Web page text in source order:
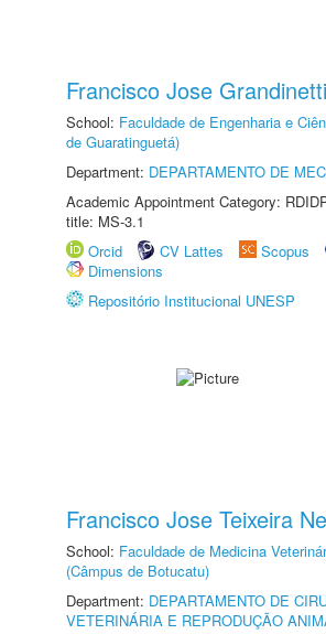
Francisco Jose Grandinetti
School: Faculdade de Engenharia e
de Guaratinguetá)
Department: DEPARTAMENTO DE
Academic Appointment Category:
title: MS-3.1
Orcid
CV Lattes Scopus
Dimensions
Repositório Institucional UNESP
Francisco Jose Teixeira
School: Faculdade de Medicina
(Câmpus de Botucatu)
Department: DEPARTAMENTO DE
VETERINÁRIA E REPRODUÇÃO